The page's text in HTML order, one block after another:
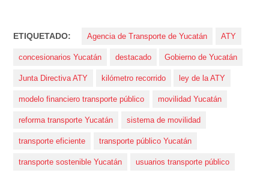
ETIQUETADO: Agencia de Transporte de Yucatán ATY
concesionarios Yucatán destacado Gobierno de Yucatán
Junta Directiva ATY kilómetro recorrido ley de la ATY
modelo financiero transporte público movilidad Yucatán
reforma transporte Yucatán sistema de movilidad
transporte eficiente transporte público Yucatán
transporte sostenible Yucatán usuarios transporte público